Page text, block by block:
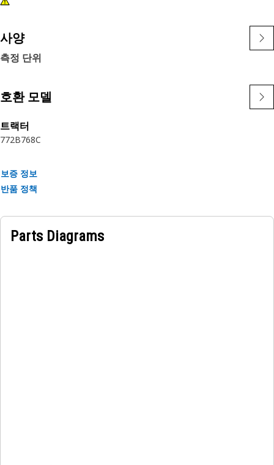
사양
측정 단위
호환 모델
트랙터
772B768C
보증 정보
반품 정책
Parts Diagrams